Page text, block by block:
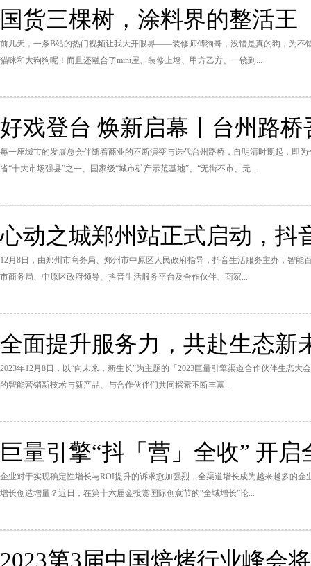
国货三棵树，涂料界的整活王
前几天，一条B站的热门视频让我大开眼界——装修师傅狗哥，没错是真的狗，为不
猫咪和大狗狗呢！而且还融合了mini屋、装修上墙、甲方乙方、一镜到...
好戏登台 焕新启幕丨台州路
每一座城市的发展总会伴随着商业的不断演变与迭代台州路桥，自明清时期起，即
省“十大市场强县”之一、国家级“城市矿产示范基地”、“无街不市、无...
心动之城郑州站正式启动，抖
12月8日，由郑州市商务局、郑州市中原区人民政府指导，抖音生活服务主办，智
市商务局、中原区政府领导、抖音生活服务平台及合作伙伴、商家...
全面提升服务力，共赴生态
2023年12月8日，以“向未来，新生长”为主题的「2023巨量引擎渠道合作伙伴生态
的智能营销新技术与新产品、与合作伙伴们共同探索不断丰富...
巨量引擎“抖「营」全收” 开
企业对于实现确定性增长与ROI提升的诉求愈加强烈，全渠道增长成为越来越多的
增长创造增量？近日，在第十六届金投赏国际创意节的“全域增长”论...
2023第3届中国焙烤行业峰会